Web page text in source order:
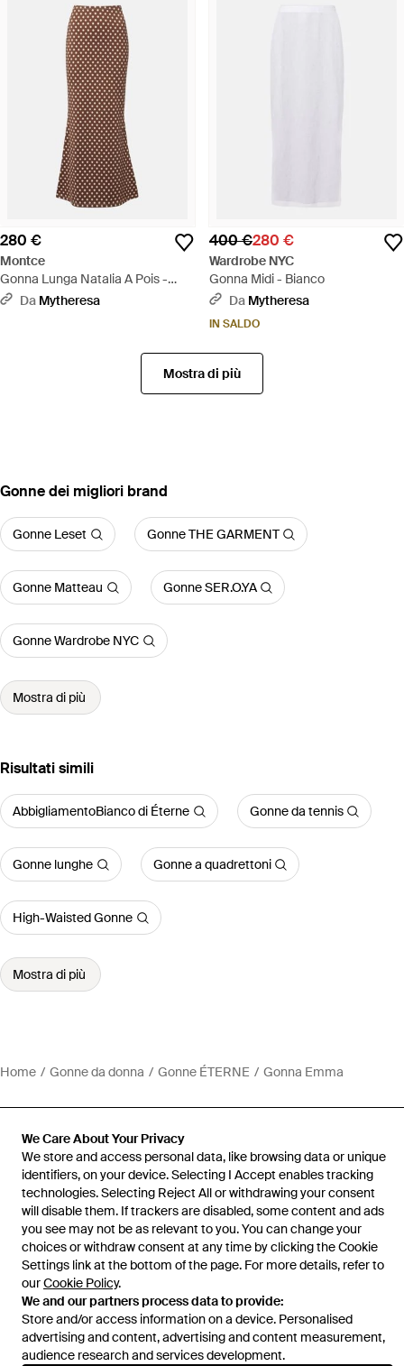
We Care About Your Privacy
We store and access personal data, like browsing data or unique
identifiers, on your device. Selecting I Accept enables tracking
technologies. Selecting Reject All or withdrawing your consent
will disable them. If trackers are disabled, some content and ads
you see may not be as relevant to you. You can change your
choices or withdraw consent at any time by clicking the Cookie
Settings link at the bottom of the page. For more details, refer to
ourCookie Policy.
We and our partners process data to provide:
Store and/or access information on a device. Personalised
advertising and content, advertising and content measurement,
audience research and services development.
280 €
Montce
Gonna Lunga Natalia A Pois -
Marrone
Da Mytheresa
400 €280 €
Wardrobe NYC
Gonna Midi - Bianco
Da Mytheresa
IN SALDO
Mostra di più
‪Gonne‬ dei migliori brand
Gonne Leset Gonne THE GARMENT
Gonne Matteau Gonne SER.O.YA
Gonne Wardrobe NYC
Mostra di più
Risultati simili
AbbigliamentoBianco di Éterne Gonne da tennis
Gonne lunghe Gonne a quadrettoni
High-Waisted Gonne
Mostra di più
Home Gonne da donna Gonne ÉTERNE Gonna Emma
Assistenza e info